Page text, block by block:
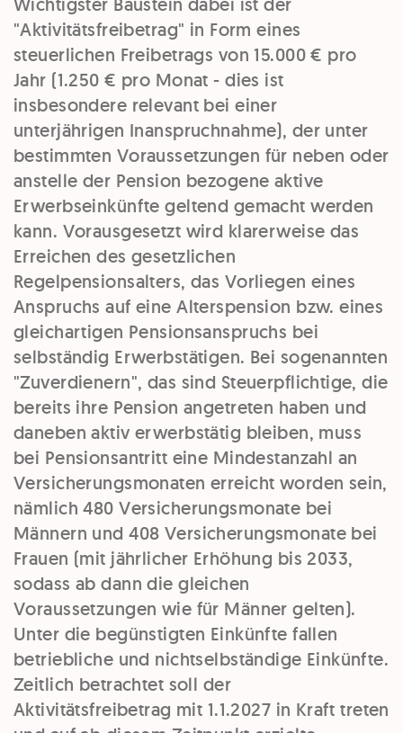
Wichtigster Baustein dabei ist der
"Aktivitätsfreibetrag" in Form eines
steuerlichen Freibetrags von 15.000 € pro
Jahr (1.250 € pro Monat - dies ist
insbesondere relevant bei einer
unterjährigen Inanspruchnahme), der unter
bestimmten Voraussetzungen für neben oder
anstelle der Pension bezogene aktive
Erwerbseinkünfte geltend gemacht werden
kann. Vorausgesetzt wird klarerweise das
Erreichen des gesetzlichen
Regelpensionsalters, das Vorliegen eines
Anspruchs auf eine Alterspension bzw. eines
gleichartigen Pensionsanspruchs bei
selbständig Erwerbstätigen. Bei sogenannten
"Zuverdienern", das sind Steuerpflichtige, die
bereits ihre Pension angetreten haben und
daneben aktiv erwerbstätig bleiben, muss
bei Pensionsantritt eine Mindestanzahl an
Versicherungsmonaten erreicht worden sein,
nämlich 480 Versicherungsmonate bei
Männern und 408 Versicherungsmonate bei
Frauen (mit jährlicher Erhöhung bis 2033,
sodass ab dann die gleichen
Voraussetzungen wie für Männer gelten).
Unter die begünstigten Einkünfte fallen
betriebliche und nichtselbständige Einkünfte.
Zeitlich betrachtet soll der
Aktivitätsfreibetrag mit 1.1.2027 in Kraft treten